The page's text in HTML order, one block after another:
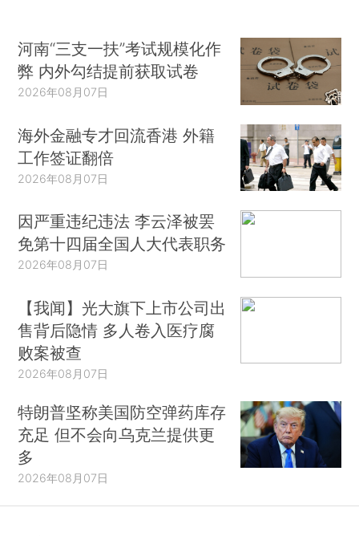
河南“三支一扶”考试规模化作
弊 内外勾结提前获取试卷
2026年08月07日
海外金融专才回流香港 外籍
工作签证翻倍
2026年08月07日
因严重违纪违法 李云泽被罢
免第十四届全国人大代表职务
2026年08月07日
【我闻】光大旗下上市公司出
售背后隐情 多人卷入医疗腐
败案被查
2026年08月07日
特朗普坚称美国防空弹药库存
充足 但不会向乌克兰提供更
多
2026年08月07日